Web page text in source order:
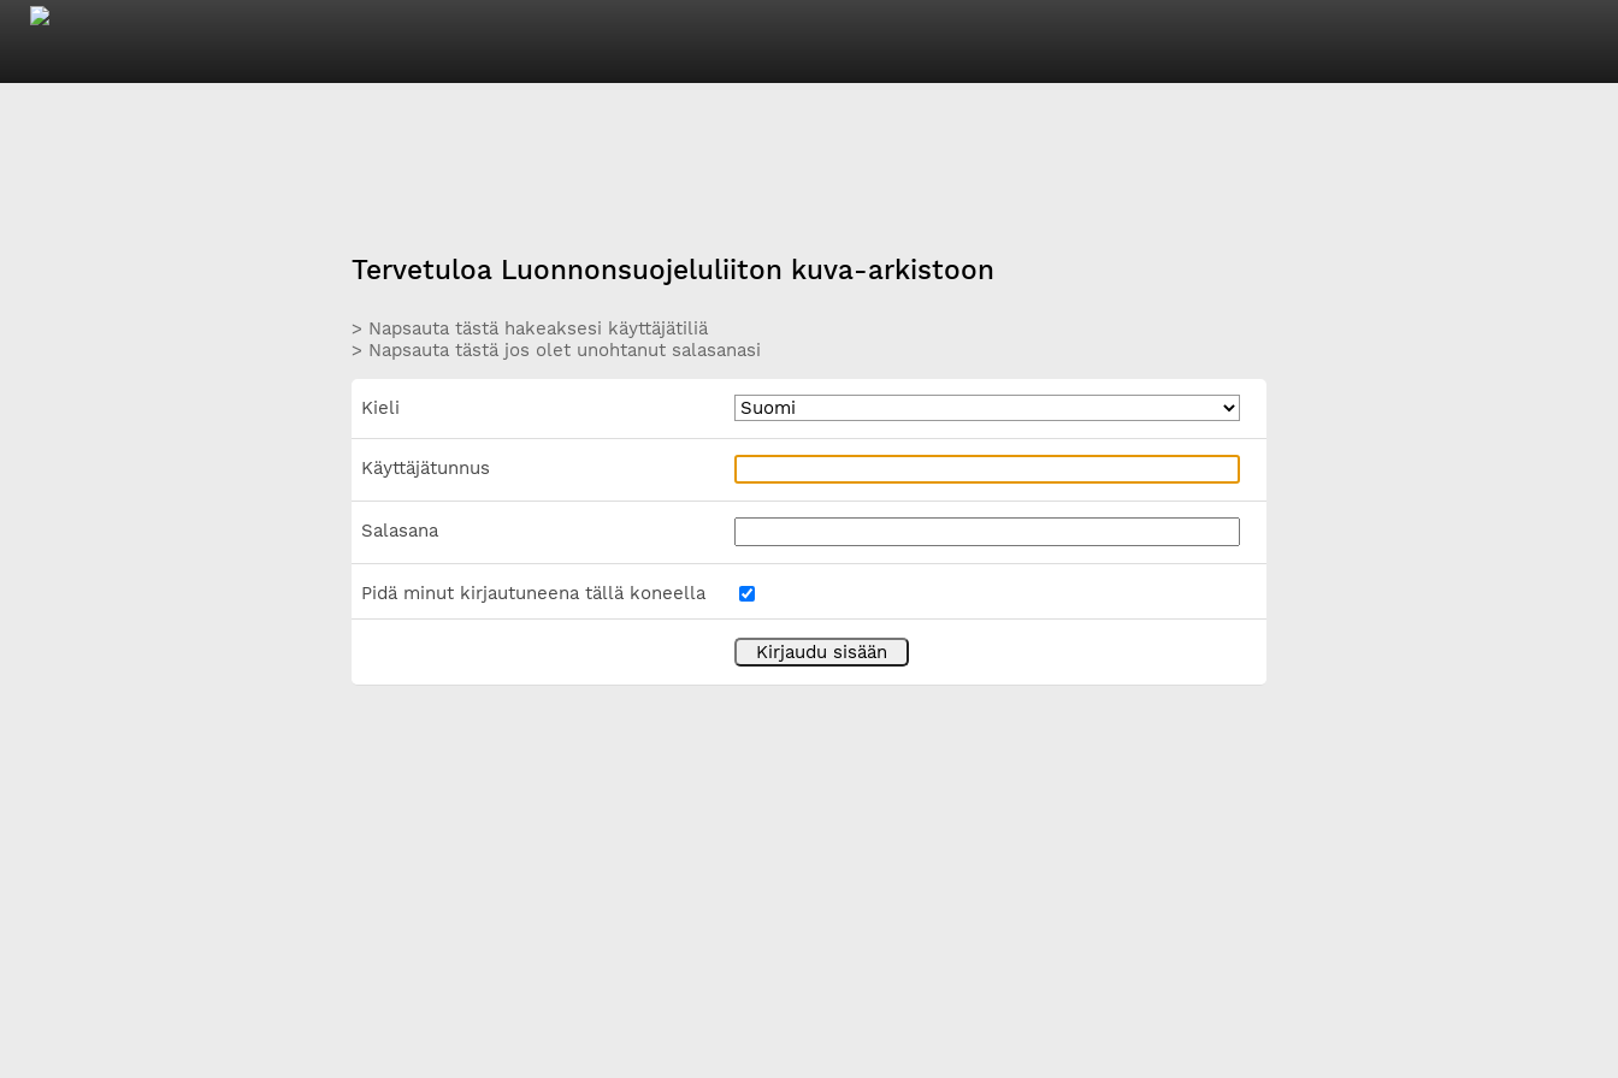
Tervetuloa Luonnonsuojeluliiton kuva-arkistoon
> Napsauta tästä hakeaksesi käyttäjätiliä
> Napsauta tästä jos olet unohtanut salasanasi
Kieli
Käyttäjätunnus
Salasana
Pidä minut kirjautuneena tällä koneella